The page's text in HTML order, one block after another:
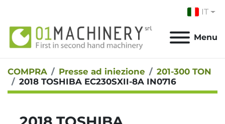
IT
Menu
COMPRA Presse ad iniezione
201-300 TON
2018 TOSHIBA EC230SXII-8A IN0716